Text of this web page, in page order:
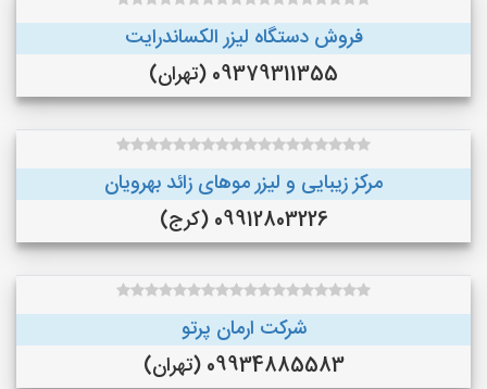
فروش دستگاه لیزر الکساندرایت
09379311355 (تهران)
مرکز زیبایی و لیزر موهای زائد بهرویان
09912803226 (کرج)
شرکت ارمان پرتو
09934885583 (تهران)